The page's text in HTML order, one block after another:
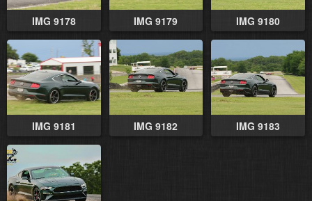
IMG 9178 IMG 9179 IMG 9180
IMG 9181 IMG 9182 IMG 9183